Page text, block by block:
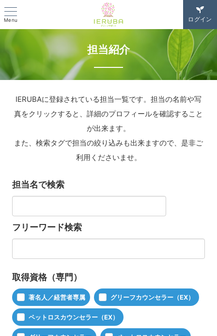
Menu ログイン
担当紹介
IERUBAに登録されている担当一覧です。担当の名前や写
真をクリックすると、詳細のプロフィールを確認すること
が出来ます。
また、検索タグで担当の絞り込みも出来ますので、是非ご
利用くださいませ。
担当名で検索
フリーワード検索
取得資格（専門）
著名人／経営者専属 グリーフカウンセラー（EX）
ペットロスカウンセラー（EX）